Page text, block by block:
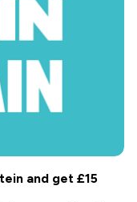
and get £15